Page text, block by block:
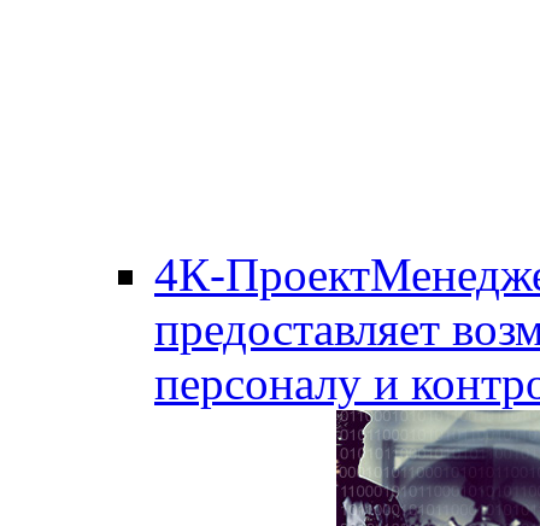
4К-
предоставляет
персоналу и